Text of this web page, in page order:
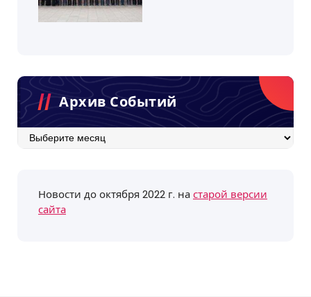
Архив Событий
Архив
Новости до октября 2022 г. настарой версии
сайта